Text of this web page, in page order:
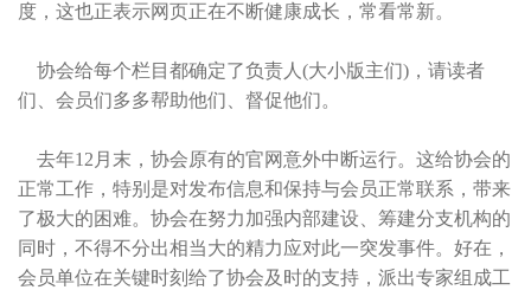
度，这也正表示网页正在不断健康成长，常看常新。
协会给每个栏目都确定了负责人(大小版主们)，请读者
们、会员们多多帮助他们、督促他们。
去年12月末，协会原有的官网意外中断运行。这给协会的
正常工作，特别是对发布信息和保持与会员正常联系，带来
了极大的困难。协会在努力加强内部建设、筹建分支机构的
同时，不得不分出相当大的精力应对此一突发事件。好在，
会员单位在关键时刻给了协会及时的支持，派出专家组成工